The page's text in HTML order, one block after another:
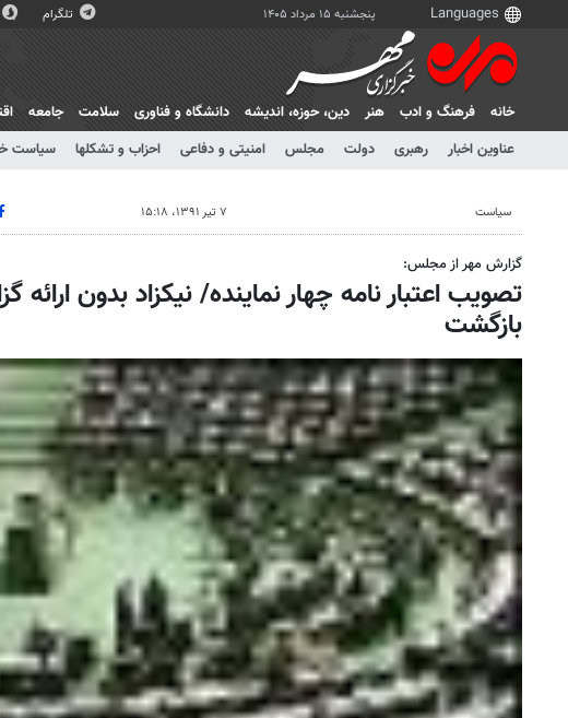
پنجشنبه ۱۵ مرداد ۱۴۰۵ تلگرام
خانه فرهنگ و ادب هنر دين، حوزه، انديشه دانشگاه و فناوری سلامت جامعه
عناوین اخبار
رهبری دولت مجلس امنیتی و دفاعی احزاب و تشکلها سیاست
سیاست ۷ تیر ۱۳۹۱، ۱۵:۱۸
گزارش مهر از مجلس:
تصویب اعتبار نامه چهار نماینده/ نیکزاد بدون
بازگشت